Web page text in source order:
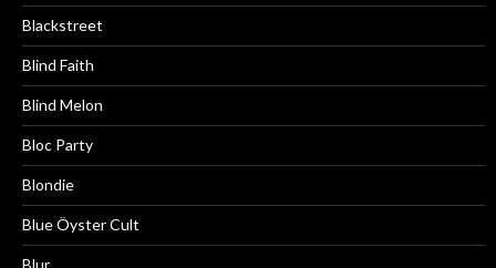
Blackstreet
Blind Faith
Blind Melon
Bloc Party
Blondie
Blue Öyster Cult